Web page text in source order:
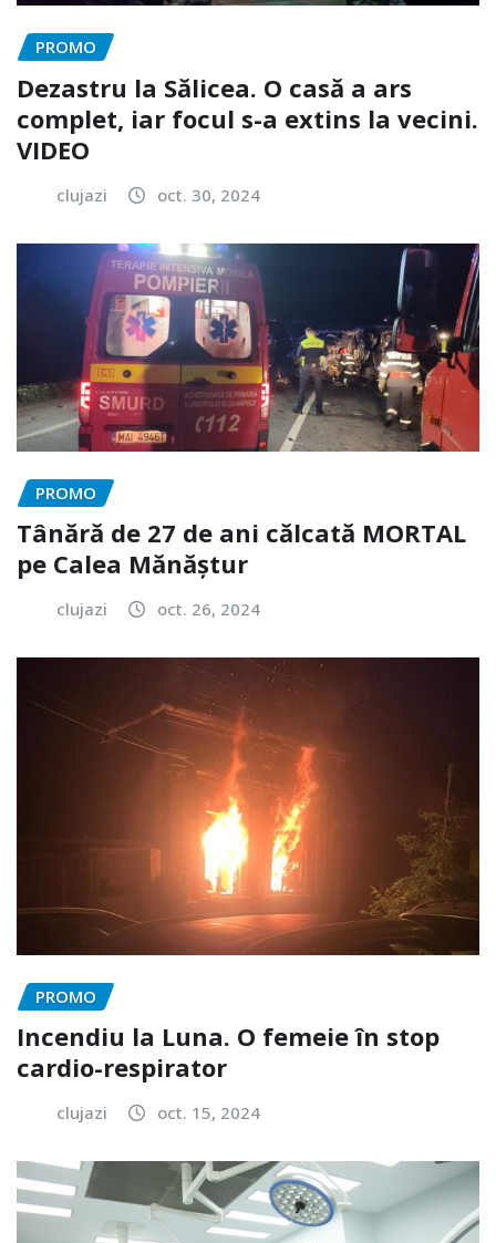
PROMO
Dezastru la Sălicea. O casă a ars
complet, iar focul s-a extins la vecini.
VIDEO
clujazi oct. 30, 2024
PROMO
Tânără de 27 de ani călcată MORTAL
pe Calea Mănăștur
clujazi oct. 26, 2024
PROMO
Incendiu la Luna. O femeie în stop
cardio-respirator
clujazi oct. 15, 2024